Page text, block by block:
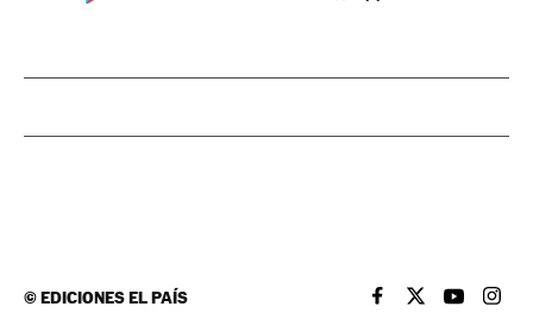
©EDICIONES EL PAÍS EL PAÍS BRASIL EN
EL PAÍSEL PAÍS
EL